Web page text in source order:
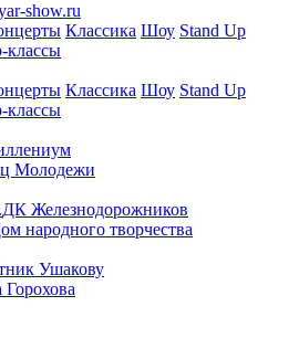
show.ru
Классика Шоу Stand Up
классы
Классика Шоу Stand Up
классы
Молодежи
ДК Железнодорожников
народного творчества
Ушакову
Горохова